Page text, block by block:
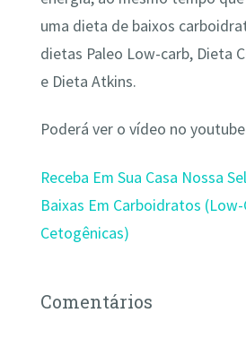
uma dieta de baixos
dietas Paleo Low-carb, Dieta
e Dieta Atkins.
Poderá ver o vídeo no youtube
Receba Em Sua Casa Nossa
Baixas Em Carboidratos (Low-
Cetogênicas)
Comentários